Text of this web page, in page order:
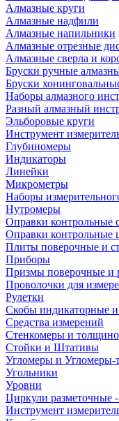
Алмазные круги
Алмазные надфили
Алмазные напильники
Алмазные отрезные
Алмазные сверла и
Бруски ручные
Бруски
Наборы алмазного
Разный алмазный
Эльборовые круги
Инструмент
Глубиномеры
Индикаторы
Линейки
Микрометры
Наборы
Нутромеры
Оправки контрольные
Оправки контрольные
Плиты поверочные и
Приборы
Призмы поверочные и
Проволочки для
Рулетки
Скобы индикаторные
Средства измерений
Стенкомеры и
Стойки и Штативы
Угломеры и Угломеры-
Угольники
Уровни
Циркули разметочные
Инструмент